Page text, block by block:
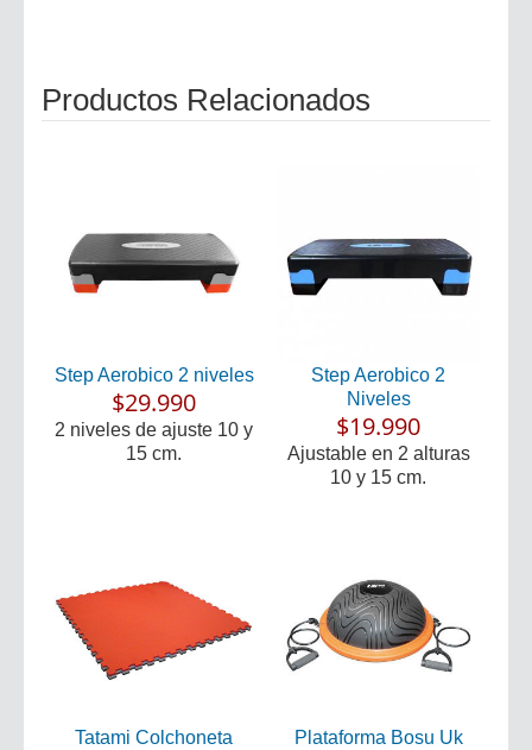
Productos Relacionados
Step Aerobico 2 niveles
$29.990
2 niveles de ajuste 10 y
15 cm.
Step Aerobico 2
Niveles
$19.990
Ajustable en 2 alturas
10 y 15 cm.
Tatami Colchoneta
Plataforma Bosu Uk